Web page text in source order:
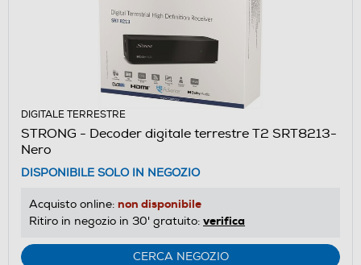
DIGITALE TERRESTRE
STRONG - Decoder digitale terrestre T2 SRT8213-
Nero
DISPONIBILE SOLO IN NEGOZIO
Acquisto online: non disponibile
Ritiro in negozio in 30' gratuito: verifica
CERCA NEGOZIO